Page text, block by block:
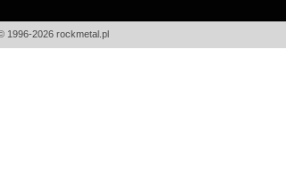
1996-2026 rockmetal.pl